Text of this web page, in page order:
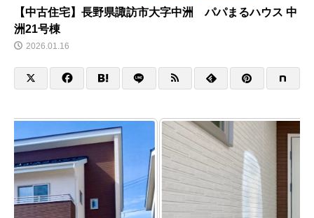
【中古住宅】長野県諏訪市大字中洲 パパまるハウス 中
洲21号棟
2026.01.16